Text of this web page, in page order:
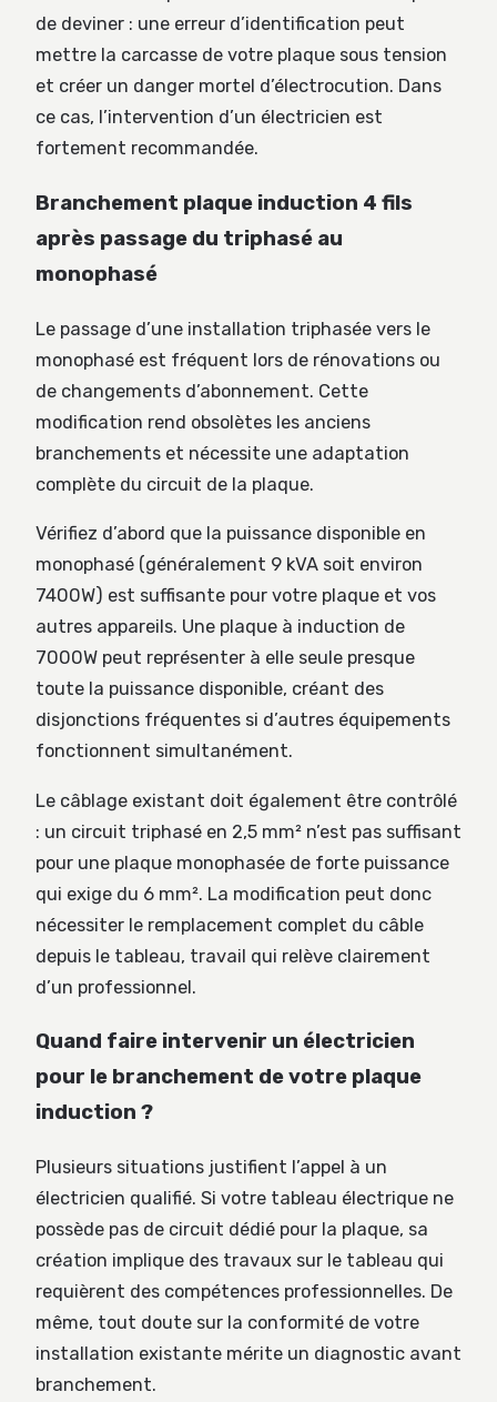
de deviner : une erreur d’identification peut
mettre la carcasse de votre plaque sous tension
et créer un danger mortel d’électrocution. Dans
ce cas, l’intervention d’un électricien est
fortement recommandée.
Branchement plaque induction 4 fils
après passage du triphasé au
monophasé
Le passage d’une installation triphasée vers le
monophasé est fréquent lors de rénovations ou
de changements d’abonnement. Cette
modification rend obsolètes les anciens
branchements et nécessite une adaptation
complète du circuit de la plaque.
Vérifiez d’abord que la puissance disponible en
monophasé (généralement 9 kVA soit environ
7400W) est suffisante pour votre plaque et vos
autres appareils. Une plaque à induction de
7000W peut représenter à elle seule presque
toute la puissance disponible, créant des
disjonctions fréquentes si d’autres équipements
fonctionnent simultanément.
Le câblage existant doit également être contrôlé
: un circuit triphasé en 2,5 mm² n’est pas suffisant
pour une plaque monophasée de forte puissance
qui exige du 6 mm². La modification peut donc
nécessiter le remplacement complet du câble
depuis le tableau, travail qui relève clairement
d’un professionnel.
Quand faire intervenir un électricien
pour le branchement de votre plaque
induction ?
Plusieurs situations justifient l’appel à un
électricien qualifié. Si votre tableau électrique ne
possède pas de circuit dédié pour la plaque, sa
création implique des travaux sur le tableau qui
requièrent des compétences professionnelles. De
même, tout doute sur la conformité de votre
installation existante mérite un diagnostic avant
branchement.